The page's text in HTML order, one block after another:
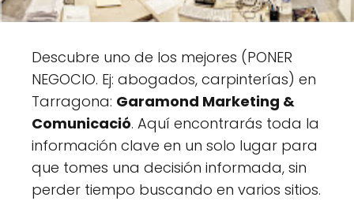
Descubre uno de los mejores (PONER
NEGOCIO. Ej: abogados, carpinterías) en
Tarragona: Garamond Marketing &
Comunicació. Aquí encontrarás toda la
información clave en un solo lugar para
que tomes una decisión informada, sin
perder tiempo buscando en varios sitios.